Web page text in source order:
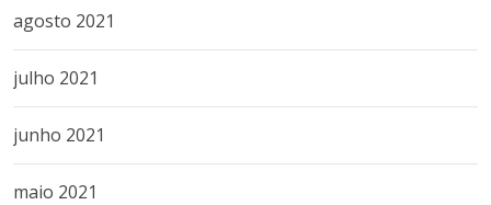
agosto 2021
julho 2021
junho 2021
maio 2021